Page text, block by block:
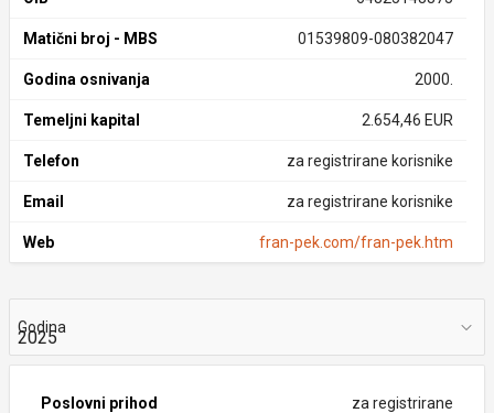
Matični broj - MBS 01539809-080382047
Godina osnivanja 2000.
Temeljni kapital 2.654,46 EUR
Telefon za registrirane korisnike
Email za registrirane korisnike
Web fran-pek.com/fran-pek.htm
Godina
Poslovni prihod
za registrirane